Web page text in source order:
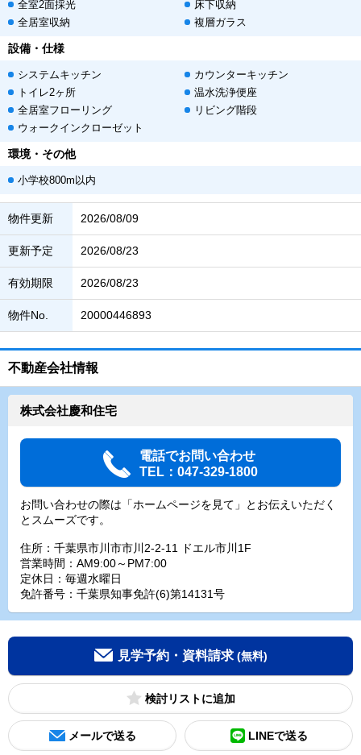
全室2面採光
床下収納
全居室収納
複層ガラス
設備・仕様
システムキッチン
カウンターキッチン
トイレ2ヶ所
温水洗浄便座
全居室フローリング
リビング階段
ウォークインクローゼット
環境・その他
小学校800m以内
物件更新 2026/08/09
更新予定 2026/08/23
有効期限 2026/08/23
物件No. 20000446893
不動産会社情報
株式会社慶和住宅
電話でお問い合わせ
TEL：047-329-1800
お問い合わせの際は「ホームページを見て」とお伝えいただく
とスムーズです。
住所：千葉県市川市市川2-2-11 ドエル市川1F
営業時間：AM9:00～PM7:00
定休日：毎週水曜日
免許番号：千葉県知事免許(6)第14131号
見学予約・資料請求 (無料)
検討リスト
メールで送る LINEで送る